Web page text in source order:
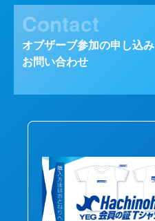
Contact
オブザーブ参加の申し込み
お問い合わせ